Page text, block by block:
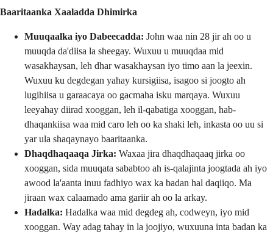
Baaritaanka Xaaladda Dhimirka
Muuqaalka iyo Dabeecadda: John waa nin 28 jir ah oo u
muuqda da'diisa la sheegay. Wuxuu u muuqdaa mid
wasakhaysan, leh dhar wasakhaysan iyo timo aan la jeexin.
Wuxuu ku degdegan yahay kursigiisa, isagoo si joogto ah
lugihiisa u garaacaya oo gacmaha isku marqaya. Wuxuu
leeyahay diirad xooggan, leh il-qabatiga xooggan, hab-
dhaqankiisa waa mid caro leh oo ka shaki leh, inkasta oo uu si
yar ula shaqaynayo baaritaanka.
Dhaqdhaqaaqa Jirka: Waxaa jira dhaqdhaqaaq jirka oo
xooggan, sida muuqata sababtoo ah is-qalajinta joogtada ah iyo
awood la'aanta inuu fadhiyo wax ka badan hal daqiiqo. Ma
jiraan wax calaamado ama gariir ah oo la arkay.
Hadalka: Hadalka waa mid degdeg ah, codweyn, iyo mid
xooggan. Way adag tahay in la joojiyo, wuxuuna inta badan ka